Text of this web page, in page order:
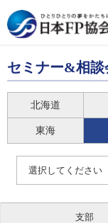
セミナー&相談
北海道
東海
選択してください
支部